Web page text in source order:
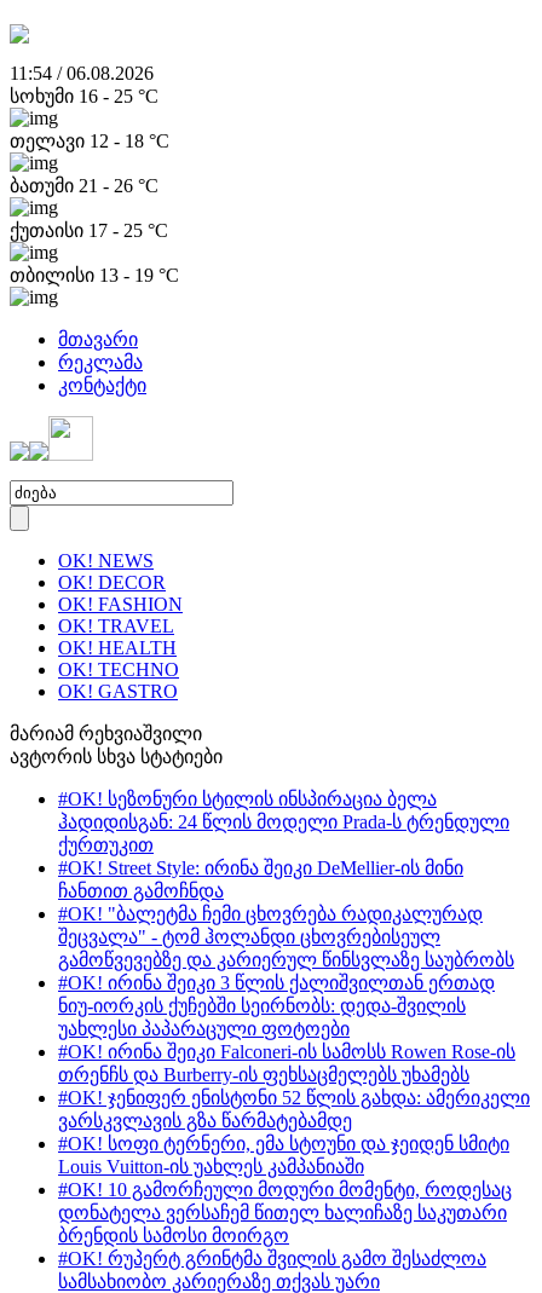
11:54 / 06.08.2026
სოხუმი 16 - 25 °C
თელავი 12 - 18 °C
ბათუმი 21 - 26 °C
ქუთაისი 17 - 25 °C
თბილისი 13 - 19 °C
მთავარი
რეკლამა
კონტაქტი
OK! NEWS
OK! DECOR
OK! FASHION
OK! TRAVEL
OK! HEALTH
OK! TECHNO
OK! GASTRO
მარიამ რეხვიაშვილი
ავტორის სხვა სტატიები
#OK! სეზონური სტილის ინსპირაცია ბელა
ჰადიდისგან: 24 წლის მოდელი Prada-ს ტრენდული
ქურთუკით
#OK! Street Style: ირინა შეიკი DeMellier-ის მინი
ჩანთით გამოჩნდა
#OK! "ბალეტმა ჩემი ცხოვრება რადიკალურად
შეცვალა" - ტომ ჰოლანდი ცხოვრებისეულ
გამოწვევებზე და კარიერულ წინსვლაზე საუბრობს
#OK! ირინა შეიკი 3 წლის ქალიშვილთან ერთად
ნიუ-იორკის ქუჩებში სეირნობს: დედა-შვილის
უახლესი პაპარაცული ფოტოები
#OK! ირინა შეიკი Falconeri-ის სამოსს Rowen Rose-ის
თრენჩს და Burberry-ის ფეხსაცმელებს უხამებს
#OK! ჯენიფერ ენისტონი 52 წლის გახდა: ამერიკელი
ვარსკვლავის გზა წარმატებამდე
#OK! სოფი ტერნერი, ემა სტოუნი და ჯეიდენ სმიტი
Louis Vuitton-ის უახლეს კამპანიაში
#OK! 10 გამორჩეული მოდური მომენტი, როდესაც
დონატელა ვერსაჩემ წითელ ხალიჩაზე საკუთარი
ბრენდის სამოსი მოირგო
#OK! რუპერტ გრინტმა შვილის გამო შესაძლოა
სამსახიობო კარიერაზე თქვას უარი